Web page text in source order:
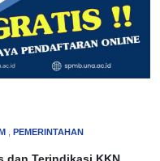
PEMERINTAHAN